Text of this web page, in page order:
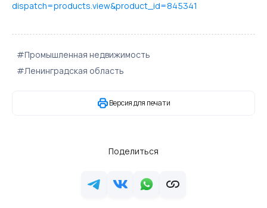
dispatch=products.view&product_id=845341
#Промышленная недвижимость
#Ленинградская область
Версия для печати
Поделиться